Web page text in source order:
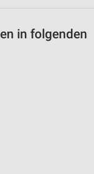
in folgenden